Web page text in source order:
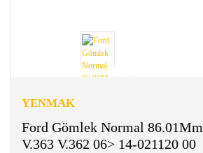
YENMAK
Ford Gömlek Normal
V.363 V.362 06> 14-021120 00